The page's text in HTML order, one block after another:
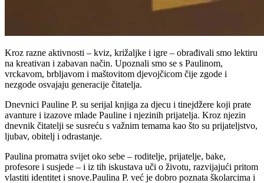
Kroz razne aktivnosti – kviz, križaljke i igre – obrađivali smo lektiru
na kreativan i zabavan način. Upoznali smo se s Paulinom,
vrckavom, brbljavom i maštovitom djevojčicom čije zgode i
nezgode osvajaju generacije čitatelja.
Dnevnici Pauline P. su serijal knjiga za djecu i tinejdžere koji prate
avanture i izazove mlade Pauline i njezinih prijatelja. Kroz njezin
dnevnik čitatelji se susreću s važnim temama kao što su prijateljstvo,
ljubav, obitelj i odrastanje.
Paulina promatra svijet oko sebe – roditelje, prijatelje, bake,
profesore i susjede – i iz tih iskustava uči o životu, razvijajući pritom
vlastiti identitet i snove.Paulina P. već je dobro poznata školarcima i